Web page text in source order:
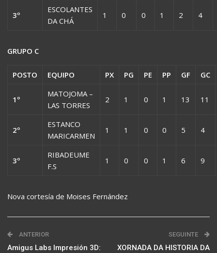
3º
ESCOLANTES
DA CHÁ
1 0 0 1 2 4
GRUPO C
POSTO EQUIPO PX PG PE PP GF GC
1º
MATOJOMA –
LAS TORRES
2 1 0 1 13 11
2º
ESTANCO
MARICARMEN
1 1 0 0 5 4
3º
RIBADEUME
F.S
1 0 0 1 6 9
Nova cortesía de Moises Fernández
ANTERIOR
Amigus Labs Impresión 3D:
SEGUINTE
XORNADA DA HISTORIA DA